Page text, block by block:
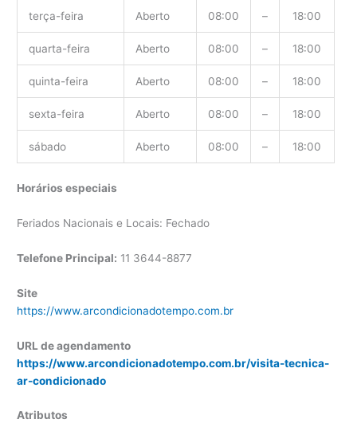
terça-feira Aberto 08:00 – 18:00
quarta-feira Aberto 08:00 – 18:00
quinta-feira Aberto 08:00 – 18:00
sexta-feira Aberto 08:00 – 18:00
sábado Aberto 08:00 – 18:00
Horários especiais
Feriados Nacionais e Locais: Fechado
Telefone Principal: 11 3644-8877
Site
https://www.arcondicionadotempo.com.br
URL de agendamento
https://www.arcondicionadotempo.com.br/visita-tecnica-
ar-condicionado
Atributos